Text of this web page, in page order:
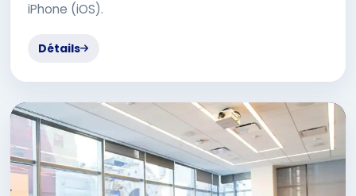
iPhone (iOS).
Détails